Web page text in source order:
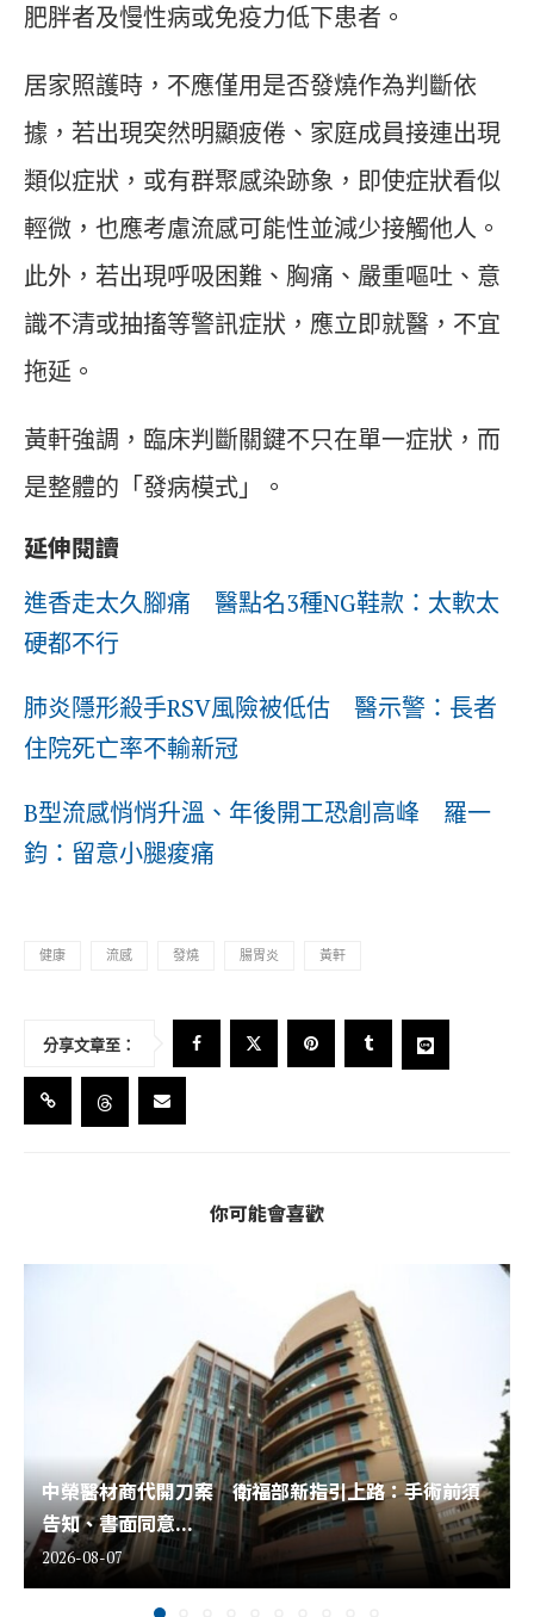
肥胖者及慢性病或免疫力低下患者。
居家照護時，不應僅用是否發燒作為判斷依
據，若出現突然明顯疲倦、家庭成員接連出現
類似症狀，或有群聚感染跡象，即使症狀看似
輕微，也應考慮流感可能性並減少接觸他人。
此外，若出現呼吸困難、胸痛、嚴重嘔吐、意
識不清或抽搐等警訊症狀，應立即就醫，不宜
拖延。
黃軒強調，臨床判斷關鍵不只在單一症狀，而
是整體的「發病模式」。
延伸閱讀
進香走太久腳痛 醫點名3種NG鞋款：太軟太
硬都不行
肺炎隱形殺手RSV風險被低估 醫示警：長者
住院死亡率不輸新冠
B型流感悄悄升溫、年後開工恐創高峰 羅一
鈞：留意小腿痠痛
健康 流感 發燒 腸胃炎 黃軒
分享文章至：
你可能會喜歡
中榮醫材商代開刀案 衛福部新指引上路：手術前須
告知、書面同意...
2026-08-07